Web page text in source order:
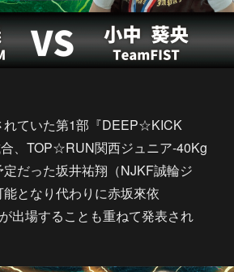
ていた第1部『DEEP☆KICK
、TOP☆RUN関西ジュニア-40Kg
だった坂井祐翔（NJKF誠輪ジ
となり代わりに赤坂來依
出場することも重ねて発表され